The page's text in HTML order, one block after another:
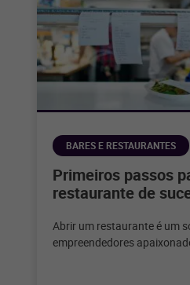
BARES E RESTAURANTES
Primeiros passos
restaurante de
Abrir um restaurante é um
empreendedores